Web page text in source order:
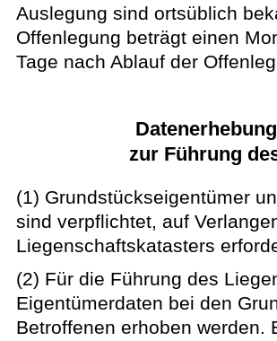
Auslegung sind ortsüblich
Offenlegung beträgt einen
Tage nach Ablauf der
zur Führung
(1) Grundstückseigentümer
sind verpflichtet, auf
Liegenschaftskatasters
(2) Für die Führung des
Eigentümerdaten bei den
Betroffenen erhoben werden.